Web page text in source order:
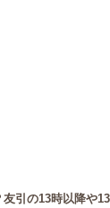
引の13時以降や